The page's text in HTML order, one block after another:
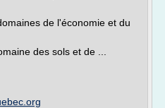
de l'économie et du
des sols et de ...